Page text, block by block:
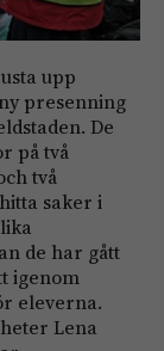
upp
presenning
De
på två
två
saker i
de har gått
igenom
eleverna.
Lena